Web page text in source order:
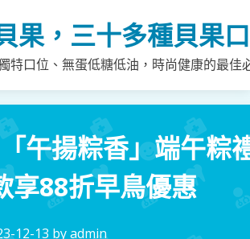
果，三十多種貝果
特口位、無蛋低糖低油，時尚健康的最
午揚粽香」端午粽
享88折早鳥優惠
12-13 byadmin